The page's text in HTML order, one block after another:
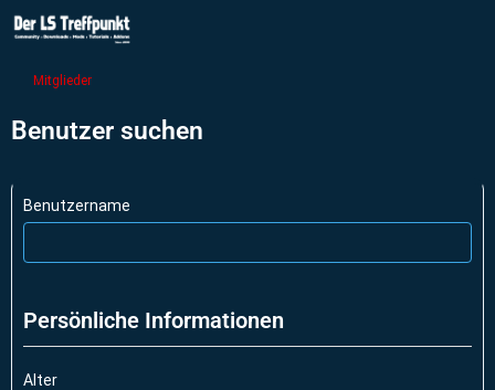
Mitglieder
Benutzer suchen
Benutzername
Persönliche Informationen
Alter